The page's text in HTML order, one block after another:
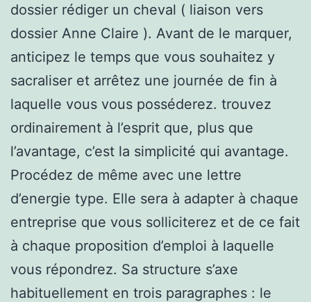
dossier rédiger un cheval ( liaison vers
dossier Anne Claire ). Avant de le marquer,
anticipez le temps que vous souhaitez y
sacraliser et arrêtez une journée de fin à
laquelle vous vous posséderez. trouvez
ordinairement à l’esprit que, plus que
l’avantage, c’est la simplicité qui avantage.
Procédez de même avec une lettre
d’energie type. Elle sera à adapter à chaque
entreprise que vous solliciterez et de ce fait
à chaque proposition d’emploi à laquelle
vous répondrez. Sa structure s’axe
habituellement en trois paragraphes : le